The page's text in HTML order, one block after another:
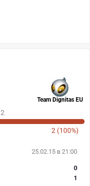
Team Dignitas EU
2 (100%)
25.02.15 в 21:00
0
1